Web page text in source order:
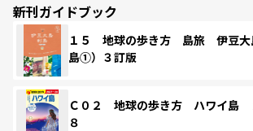
新刊ガイドブック
１５ 地球の歩き方 島旅 伊豆
島①）３訂版
Ｃ０２ 地球の歩き方 ハワイ島
８